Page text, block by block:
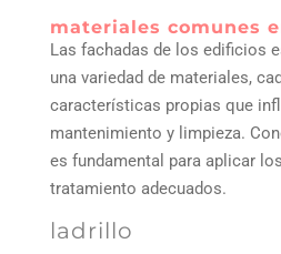
materiales comunes
Las fachadas de los edificios
una variedad de materiales,
características propias que
mantenimiento y limpieza.
es fundamental para aplicar
tratamiento adecuados.
ladrillo